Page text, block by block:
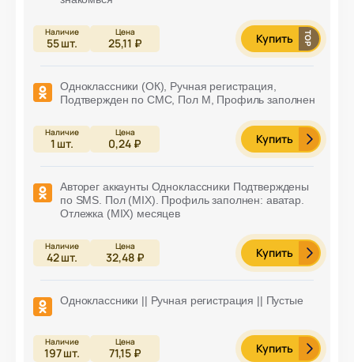
55шт. 25,11 ₽ Купить
Одноклассники (ОК), Ручная регистрация,
Подтвержден по СМС, Пол М, Профиль заполнен
1 шт. 0,24 ₽ Купить
Авторег аккаунты Одноклассники Подтверждены
по SMS. Пол (MIX). Профиль заполнен: аватар.
Отлежка (MIX) месяцев
42шт. 32,48 ₽ Купить
Одноклассники || Ручная регистрация || Пустые
197шт. 71,15 ₽ Купить